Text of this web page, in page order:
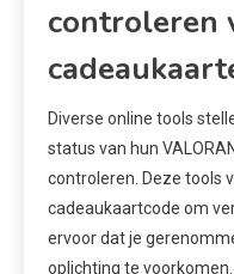
controleren
Diverse online tools
status van hun
controleren. Deze tools
cadeaukaartcode om
ervoor dat je
oplichting te voorkomen.